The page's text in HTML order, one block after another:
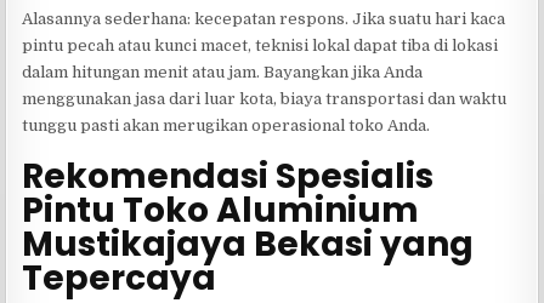
Alasannya sederhana: kecepatan respons. Jika suatu hari kaca
pintu pecah atau kunci macet, teknisi lokal dapat tiba di lokasi
dalam hitungan menit atau jam. Bayangkan jika Anda
menggunakan jasa dari luar kota, biaya transportasi dan waktu
tunggu pasti akan merugikan operasional toko Anda.
Rekomendasi Spesialis
Pintu Toko Aluminium
Mustikajaya Bekasi yang
Tepercaya